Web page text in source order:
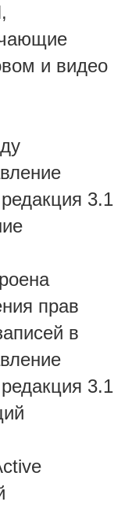
и видео
3.1
прав
в
3.1